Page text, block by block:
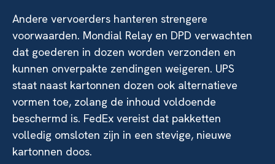
Andere vervoerders hanteren strengere
voorwaarden. Mondial Relay en DPD verwachten
dat goederen in dozen worden verzonden en
kunnen onverpakte zendingen weigeren. UPS
staat naast kartonnen dozen ook alternatieve
vormen toe, zolang de inhoud voldoende
beschermd is. FedEx vereist dat pakketten
volledig omsloten zijn in een stevige, nieuwe
kartonnen doos.